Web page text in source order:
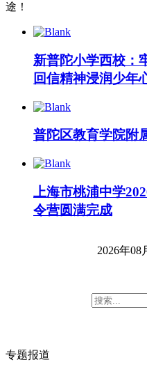
途！
新普陀小学西校：
回信精神浸润少年
普陀区教育学院附
上海市桃浦中学
令营圆满完成
2026年08
专题报道